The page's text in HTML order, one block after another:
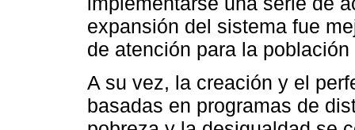
expansión del sistema fue
de atención para la
A su vez, la creación y el
basadas en programas de